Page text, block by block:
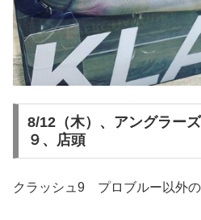
8/12（木）、アングラー
９、店頭
クラッシュ9 プロブルー以外